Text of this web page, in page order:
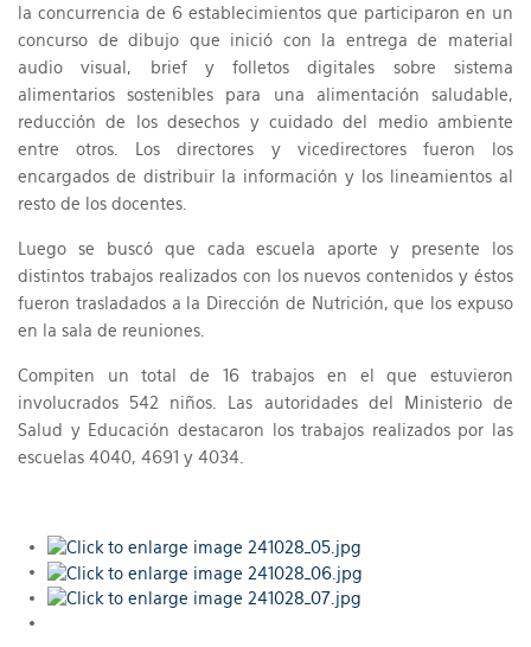
la concurrencia de 6 establecimientos que participaron en un
concurso de dibujo que inició con la entrega de material
audio visual, brief y folletos digitales sobre sistema
alimentarios sostenibles para una alimentación saludable,
reducción de los desechos y cuidado del medio ambiente
entre otros. Los directores y vicedirectores fueron los
encargados de distribuir la información y los lineamientos al
resto de los docentes.
Luego se buscó que cada escuela aporte y presente los
distintos trabajos realizados con los nuevos contenidos y éstos
fueron trasladados a la Dirección de Nutrición, que los expuso
en la sala de reuniones.
Compiten un total de 16 trabajos en el que estuvieron
involucrados 542 niños. Las autoridades del Ministerio de
Salud y Educación destacaron los trabajos realizados por las
escuelas 4040, 4691 y 4034.